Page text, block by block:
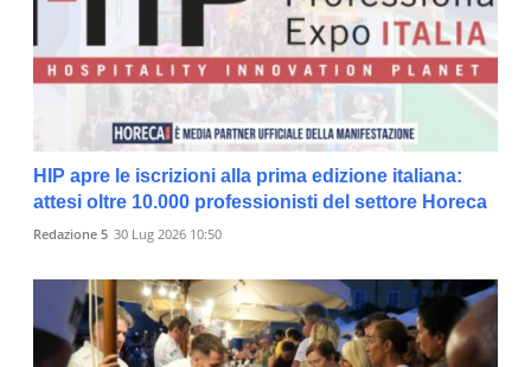
HIP apre le iscrizioni alla prima edizione italiana:
attesi oltre 10.000 professionisti del settore Horeca
Redazione 5 30 Lug 2026 10:50